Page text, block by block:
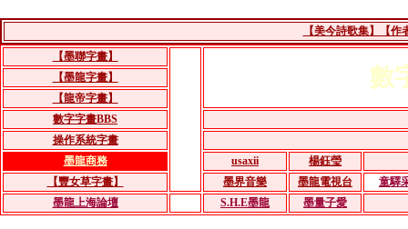
【美今詩歌集】【作
【墨聯字畫】
數
【墨龍字畫】
【龍帝字畫】
數字字畫BBS
操作系統字畫
墨龍商務
usaxii
楊鈺瑩
【豐女草字畫】
墨界音樂 墨龍電視台
童驛
墨龍上海論壇
S.H.E墨龍 墨量子愛